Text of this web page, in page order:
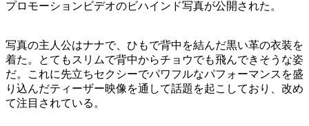
プロモーションビデオのビハインド写真が公開された。
写真の主人公はナナで、ひもで背中を結んだ黒い革の衣装を
着た。とてもスリムで背中からチョウでも飛んできそうな姿
だ。これに先立ちセクシーでパワフルなパフォーマンスを盛
り込んだティーザー映像を通して話題を起こしており、改め
て注目されている。